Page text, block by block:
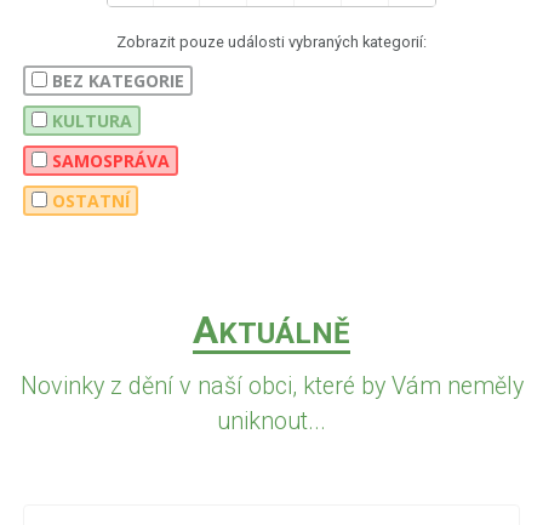
Zobrazit pouze události vybraných kategorií:
BEZ KATEGORIE
KULTURA
SAMOSPRÁVA
OSTATNÍ
AKTUÁLNĚ
Novinky z dění v naší obci, které by Vám neměly
uniknout...